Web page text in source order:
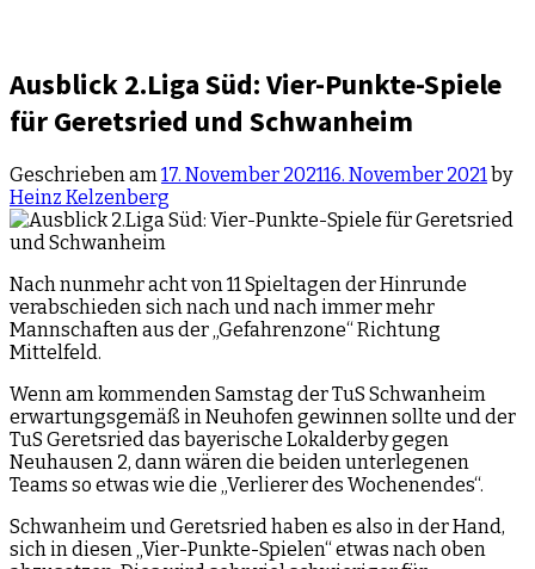
Ausblick 2.Liga Süd: Vier-Punkte-Spiele
für Geretsried und Schwanheim
Geschrieben am 17. November 202116. November 2021 by
Heinz Kelzenberg
Nach nunmehr acht von 11 Spieltagen der Hinrunde
verabschieden sich nach und nach immer mehr
Mannschaften aus der „Gefahrenzone“ Richtung
Mittelfeld.
Wenn am kommenden Samstag der TuS Schwanheim
erwartungsgemäß in Neuhofen gewinnen sollte und der
TuS Geretsried das bayerische Lokalderby gegen
Neuhausen 2, dann wären die beiden unterlegenen
Teams so etwas wie die „Verlierer des Wochenendes“.
Schwanheim und Geretsried haben es also in der Hand,
sich in diesen „Vier-Punkte-Spielen“ etwas nach oben